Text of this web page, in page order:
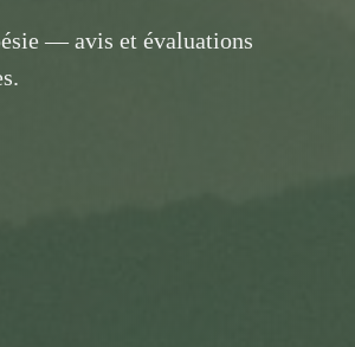
— avis et évaluations